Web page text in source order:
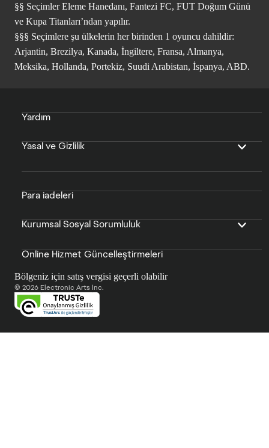
§§ Seçimler Eleme Hanedanı, Fantezi FC, FUT Doğum Günü
ve Kupa Titanları’ndan yapılır.
§§§ Seçimlere şu ülkelerin her birinden 1 oyuncu dahildir:
Arjantin, Brezilya, Kanada, İngiltere, Fransa, Almanya,
Meksika, Hollanda, Portekiz, Suudi Arabistan, İspanya, ABD.
Yardım
Yasal ve Gizlilik
Para iadeleri
Kurumsal Sosyal Sorumluluk
Online Hizmet Güncelleştirmeleri
Bölgeniz için satış vergisi geçerli olabilir
© 2026 Electronic Arts Inc.